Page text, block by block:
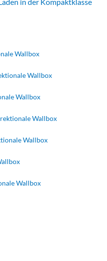
Wallbox
Wallbox
Wallbox
Wallbox
Wallbox
Wallbox